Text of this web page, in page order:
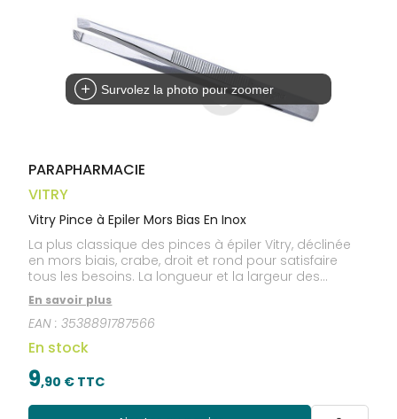
Dispositifs
médicaux
Cheveux
Corps
Homme
Solaire
APPLICATION
DE SANTÉ
Survolez la photo pour zoomer
PARAPHARMACIE
VITRY
Vitry Pince à Epiler Mors Bias En Inox
La plus classique des pinces à épiler Vitry, déclinée
en mors biais, crabe, droit et rond pour satisfaire
tous les besoins. La longueur et la largeur des
branches permettent une meilleure préhension, une
meilleure souplesse, augmentant ainsi la précision
de la pince à épiler. Made in France. Garantie à vie
En savoir plus
EAN :3538891787566
En stock
9,90 € TTC